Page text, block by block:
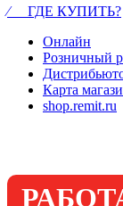
⁄ ГДЕ КУПИТЬ?
Онлайн
Розничный
Карта
shop.remit.ru